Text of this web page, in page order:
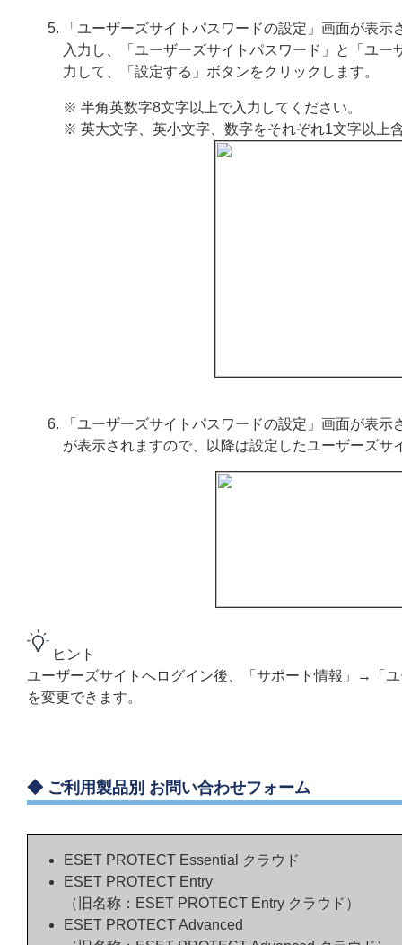
「ユーザーズサイトパスワードの設定」画面が表
入力し、「ユーザーズサイトパスワード」と「ユ
力して、「設定する」ボタンをクリックします。
※ 半角英数字8文字以上で入力してください。
※ 英大文字、英小文字、数字をそれぞれ1文字以上
「ユーザーズサイトパスワードの設定」画面が表
が表示されますので、以降は設定したユーザーズ
ヒント
ユーザーズサイトへログイン後、「サポート情報」→「
を変更できます。
◆ ご利用製品別 お問い合わせフォーム
ESET PROTECT Essential クラウド
ESET PROTECT Entry
（旧名称：ESET PROTECT Entry クラウド）
ESET PROTECT Advanced